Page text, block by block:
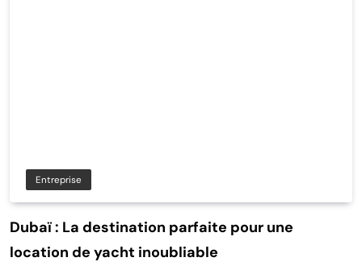
Entreprise
Dubaï : La destination parfaite pour une
location de yacht inoubliable